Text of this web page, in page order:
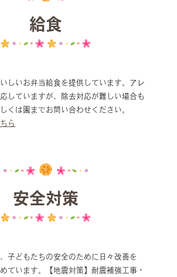
給食
しいお弁当給食を提供しています。アレ
していますが、除去対応が難しい場合も
くは園までお問い合わせください。
ら
安全対策
子どもたちの安全のために日々改善を
ています。【地震対策】耐震補強工事・